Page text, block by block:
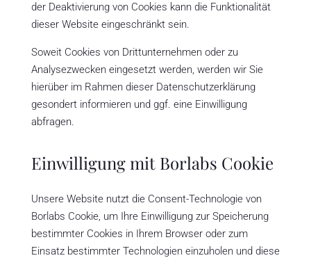
der Deaktivierung von Cookies kann die Funktionalität
dieser Website eingeschränkt sein.
Soweit Cookies von Drittunternehmen oder zu
Analysezwecken eingesetzt werden, werden wir Sie
hierüber im Rahmen dieser Datenschutzerklärung
gesondert informieren und ggf. eine Einwilligung
abfragen.
Einwilligung mit Borlabs Cookie
Unsere Website nutzt die Consent-Technologie von
Borlabs Cookie, um Ihre Einwilligung zur Speicherung
bestimmter Cookies in Ihrem Browser oder zum
Einsatz bestimmter Technologien einzuholen und diese